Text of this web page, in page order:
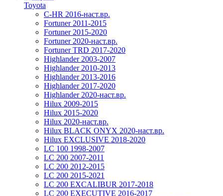
Toyota
C-HR 2016-наст.вр.
Fortuner 2011-2015
Fortuner 2015-2020
Fortuner 2020-наст.вр.
Fortuner TRD 2017-2020
Highlander 2003-2007
Highlander 2010-2013
Highlander 2013-2016
Highlander 2017-2020
Highlander 2020-наст.вр.
Hilux 2009-2015
Hilux 2015-2020
Hilux 2020-наст.вр.
Hilux BLACK ONYX 2020-наст.вр.
Hilux EXCLUSIVE 2018-2020
LC 100 1998-2007
LC 200 2007-2011
LC 200 2012-2015
LC 200 2015-2021
LC 200 EXCALIBUR 2017-2018
LC 200 EXECUTIVE 2016-2017